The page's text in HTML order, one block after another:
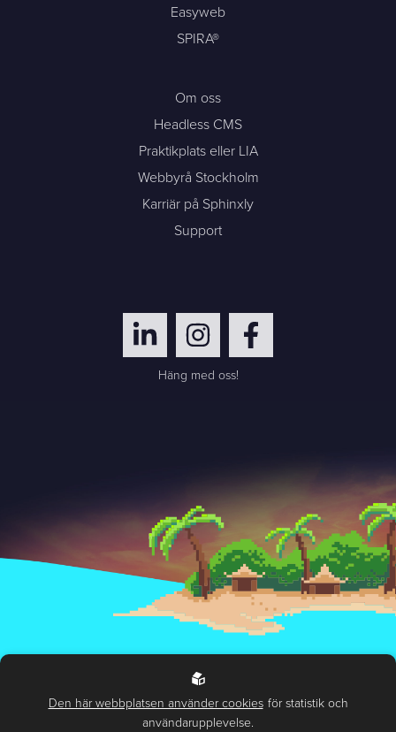
Easyweb
SPIRA®
Om oss
Headless CMS
Praktikplats eller LIA
Webbyrå Stockholm
Karriär på Sphinxly
Support
Häng med oss!
Hantering av personuppgifter
Miljö- och hållbarhetspolicy
Den här webbplatsen använder cookies för statistik och
användarupplevelse.